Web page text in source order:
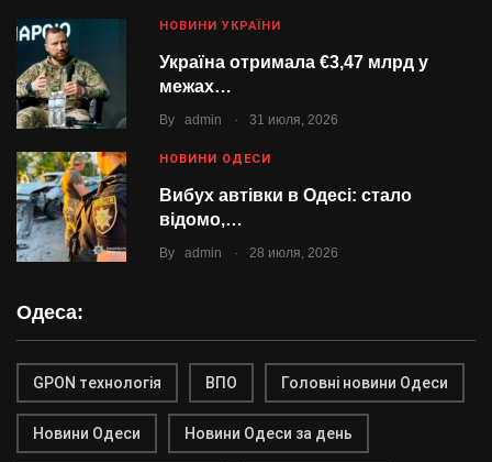
НОВИНИ УКРАЇНИ
Україна отримала €3,47 млрд у
межах…
By admin . 31 июля, 2026
НОВИНИ ОДЕСИ
Вибух автівки в Одесі: стало
відомо,…
By admin . 28 июля, 2026
Одеса:
GPON технологія ВПО Головні новини Одеси
Новини Одеси Новини Одеси за день